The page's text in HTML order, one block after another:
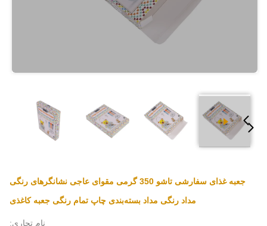
جعبه غذای سفارشی تاشو 350 گرمی مقوای عاجی نشانگرهای رنگی
مداد رنگی مداد بسته‌بندی چاپ تمام رنگی جعبه کاغذی
نام تجاری: